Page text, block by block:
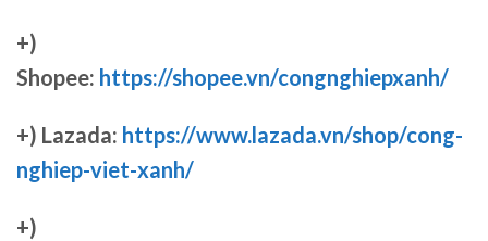
+)
Shopee: https://shopee.vn/congnghiepxanh/
+) Lazada: https://www.lazada.vn/shop/cong-
nghiep-viet-xanh/
+)